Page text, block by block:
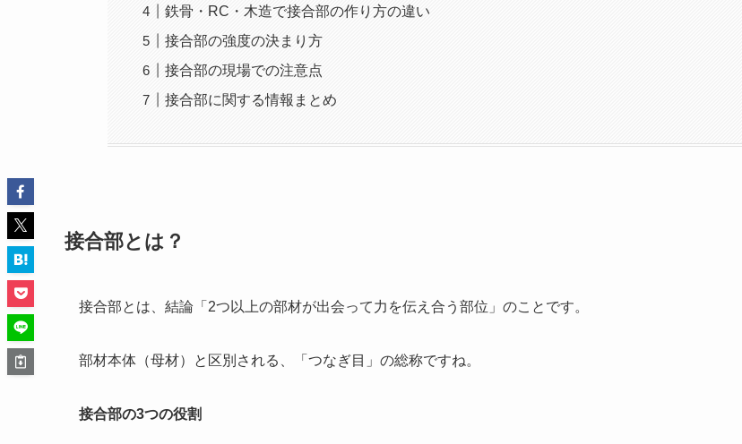
鉄骨・RC・木造で接合部の作り方の違い
接合部の強度の決まり方
接合部の現場での注意点
接合部に関する情報まとめ
接合部とは？
接合部とは、結論「2つ以上の部材が出会って力を伝え合う部位」のことです。
部材本体（母材）と区別される、「つなぎ目」の総称ですね。
接合部の3つの役割